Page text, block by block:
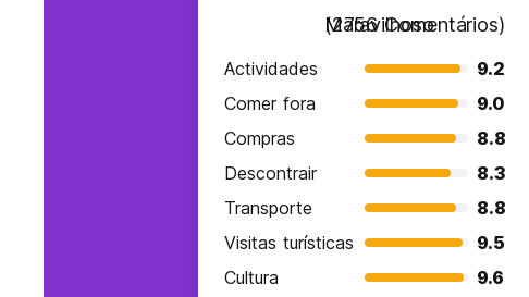
Maravilhoso
(2756 Comentários)
Actividades
9.2
Comer fora
9.0
Compras
8.8
Descontrair
8.3
Transporte
8.8
Visitas turísticas
9.5
Cultura
9.6